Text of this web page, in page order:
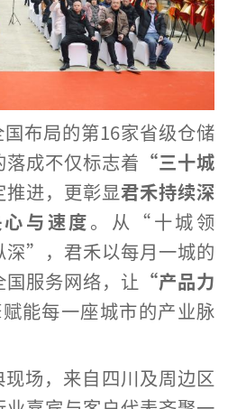
布局的第16家省级仓储
成不仅标志着 “三十城
推进，更彰显君禾持续深
与速度。从“十城领
”，君禾以每月一城的
服务网络，让 “产品力
能每一座城市的产业脉
场，来自四川及周边区